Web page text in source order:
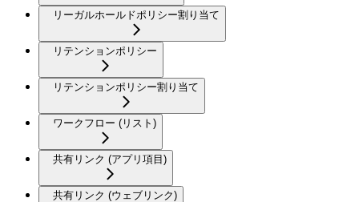
リーガルホールドポリシー割り当て
リテンションポリシー
リテンションポリシー割り当て
ワークフロー (リスト)
共有リンク (アプリ項目)
共有リンク (ウェブリンク)